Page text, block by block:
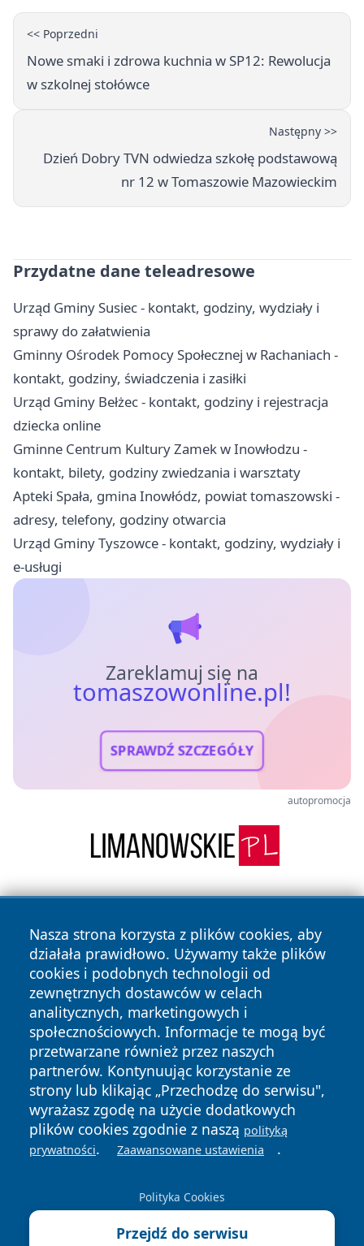
<< Poprzedni
Nowe smaki i zdrowa kuchnia w SP12: Rewolucja
w szkolnej stołówce
Następny >>
Dzień Dobry TVN odwiedza szkołę podstawową
nr 12 w Tomaszowie Mazowieckim
Przydatne dane teleadresowe
Urząd Gminy Susiec - kontakt, godziny, wydziały i
sprawy do załatwienia
Gminny Ośrodek Pomocy Społecznej w Rachaniach -
kontakt, godziny, świadczenia i zasiłki
Urząd Gminy Bełżec - kontakt, godziny i rejestracja
dziecka online
Gminne Centrum Kultury Zamek w Inowłodzu -
kontakt, bilety, godziny zwiedzania i warsztaty
Apteki Spała, gmina Inowłódz, powiat tomaszowski -
adresy, telefony, godziny otwarcia
Urząd Gminy Tyszowce - kontakt, godziny, wydziały i
e-usługi
Zareklamuj się na
tomaszowonline.pl!
SPRAWDŹ SZCZEGÓŁY
autopromocja
Nasza strona korzysta z plików cookies, aby
działała prawidłowo. Używamy także plików
cookies i podobnych technologii od
zewnętrznych dostawców w celach
analitycznych, marketingowych i
społecznościowych. Informacje te mogą być
przetwarzane również przez naszych
partnerów. Kontynuując korzystanie ze
strony lub klikając „Przechodzę do serwisu",
wyrażasz zgodę na użycie dodatkowych
plików cookies zgodnie z naszą polityką
prywatności. Zaawansowane ustawienia .
Polityka Cookies
Przejdź do serwisu
Copyright © 2026 tomaszowonline.pl Wszystkie prawa
zastrzeżone.
News Autorzy
Polityka
Prywatności
Polityka
Cookies